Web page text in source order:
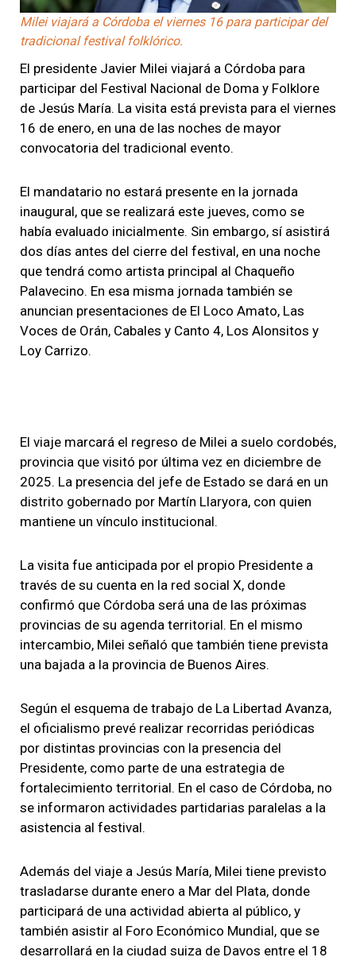
Milei viajará a Córdoba el viernes 16 para participar del
tradicional festival folklórico.
El presidente Javier Milei viajará a Córdoba para
participar del Festival Nacional de Doma y Folklore
de Jesús María. La visita está prevista para el viernes
16 de enero, en una de las noches de mayor
convocatoria del tradicional evento.
El mandatario no estará presente en la jornada
inaugural, que se realizará este jueves, como se
había evaluado inicialmente. Sin embargo, sí asistirá
dos días antes del cierre del festival, en una noche
que tendrá como artista principal al Chaqueño
Palavecino. En esa misma jornada también se
anuncian presentaciones de El Loco Amato, Las
Voces de Orán, Cabales y Canto 4, Los Alonsitos y
Loy Carrizo.
El viaje marcará el regreso de Milei a suelo cordobés,
provincia que visitó por última vez en diciembre de
2025. La presencia del jefe de Estado se dará en un
distrito gobernado por Martín Llaryora, con quien
mantiene un vínculo institucional.
La visita fue anticipada por el propio Presidente a
través de su cuenta en la red social X, donde
confirmó que Córdoba será una de las próximas
provincias de su agenda territorial. En el mismo
intercambio, Milei señaló que también tiene prevista
una bajada a la provincia de Buenos Aires.
Según el esquema de trabajo de La Libertad Avanza,
el oficialismo prevé realizar recorridas periódicas
por distintas provincias con la presencia del
Presidente, como parte de una estrategia de
fortalecimiento territorial. En el caso de Córdoba, no
se informaron actividades partidarias paralelas a la
asistencia al festival.
Además del viaje a Jesús María, Milei tiene previsto
trasladarse durante enero a Mar del Plata, donde
participará de una actividad abierta al público, y
también asistir al Foro Económico Mundial, que se
desarrollará en la ciudad suiza de Davos entre el 18